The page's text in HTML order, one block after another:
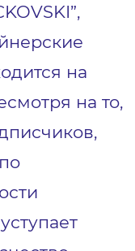
на
на то,